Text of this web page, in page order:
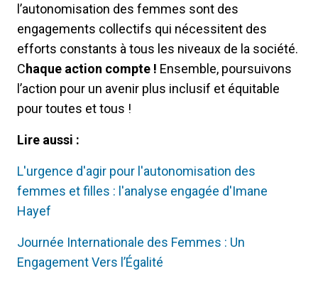
l’autonomisation des femmes sont des
engagements collectifs qui nécessitent des
efforts constants à tous les niveaux de la société.
Chaque action compte ! Ensemble, poursuivons
l’action pour un avenir plus inclusif et équitable
pour toutes et tous !
Lire aussi :
L'urgence d'agir pour l'autonomisation des
femmes et filles : l'analyse engagée d'Imane
Hayef
Journée Internationale des Femmes : Un
Engagement Vers l’Égalité